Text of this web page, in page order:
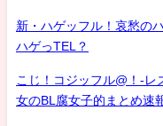
新・ハゲッフル！哀愁の
ハゲっTEL？
こじ！コジッフル@！-
女のBL腐女子的まとめ速